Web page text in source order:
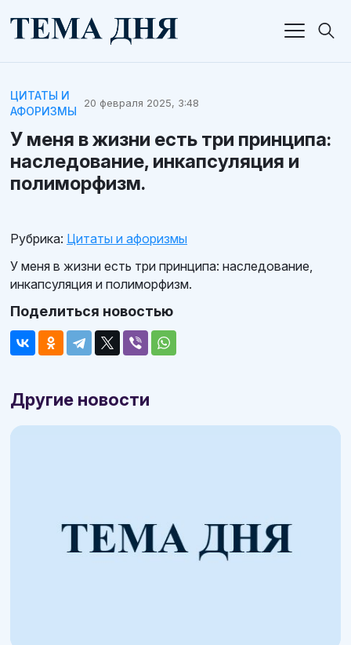
ЦИТАТЫ И
АФОРИЗМЫ
20 февраля 2025, 3:48
У меня в жизни есть три принципа:
наследование, инкапсуляция и
полиморфизм.
Рубрика: Цитаты и афоризмы
У меня в жизни есть три принципа: наследование,
инкапсуляция и полиморфизм.
Поделиться новостью
Другие новости